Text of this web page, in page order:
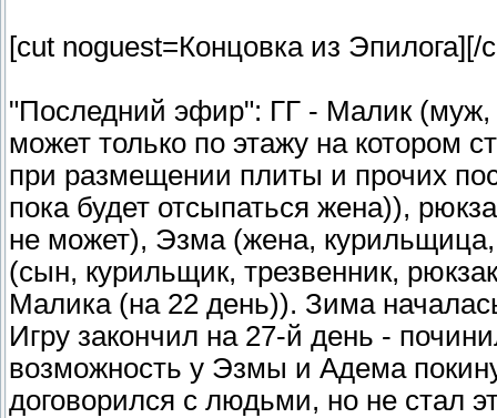
[cut noguest=Концовка из Эпилога] [/
"Последний эфир": ГГ - Малик (муж,
может только по этажу на котором
при размещении плиты и прочих
пока будет отсыпаться жена)),
не может), Эзма (жена,
(сын, курильщик, трезвенник,
Малика (на 22 день)). Зима
Игру закончил на 27-й день -
возможность у Эзмы и Адема
договорился с людьми, но не стал